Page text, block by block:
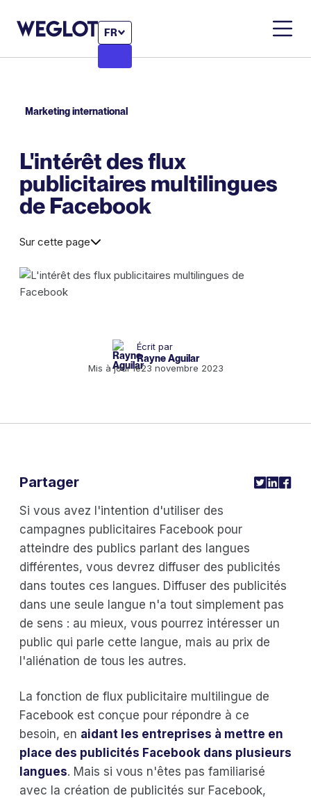
FR
Marketing international
L'intérêt des flux
publicitaires multilingues
de Facebook
Sur cette page
Écrit par
Rayne Aguilar
Mis à jour le23 novembre 2023
Si vous avez l'intention d'utiliser des
campagnes publicitaires Facebook pour
atteindre des publics parlant des langues
différentes, vous devrez diffuser des publicités
dans toutes ces langues. Diffuser des publicités
dans une seule langue n'a tout simplement pas
de sens : au mieux, vous pourrez intéresser un
public qui parle cette langue, mais au prix de
l'aliénation de tous les autres.
La fonction de flux publicitaire multilingue de
Facebook est conçue pour répondre à ce
besoin, en aidant les entreprises à mettre en
place des publicités Facebook dans plusieurs
langues. Mais si vous n'êtes pas familiarisé
avec la création de publicités sur Facebook,
Partager